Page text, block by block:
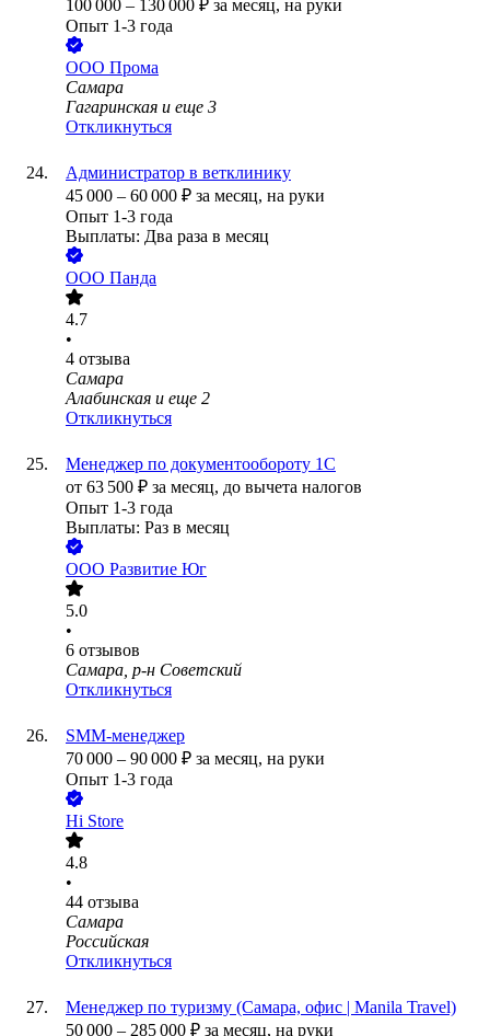
100 000 – 130 000 ₽ за месяц, на руки
Опыт 1-3 года
ООО Прома
Самара
Гагаринская и еще 3
Откликнуться
Администратор в ветклинику
45 000 – 60 000 ₽ за месяц, на руки
Опыт 1-3 года
Выплаты: Два раза в месяц
ООО Панда
4.7
•
4 отзыва
Самара
Алабинская и еще 2
Откликнуться
Менеджер по документообороту 1C
от 63 500 ₽ за месяц, до вычета налогов
Опыт 1-3 года
Выплаты: Раз в месяц
ООО Развитие Юг
5.0
•
6 отзывов
Самара, р-н Советский
Откликнуться
SMM-менеджер
70 000 – 90 000 ₽ за месяц, на руки
Опыт 1-3 года
Hi Store
4.8
•
44 отзыва
Самара
Российская
Откликнуться
Менеджер по туризму (Самара, офис | Manila Travel)
50 000 – 285 000 ₽ за месяц, на руки